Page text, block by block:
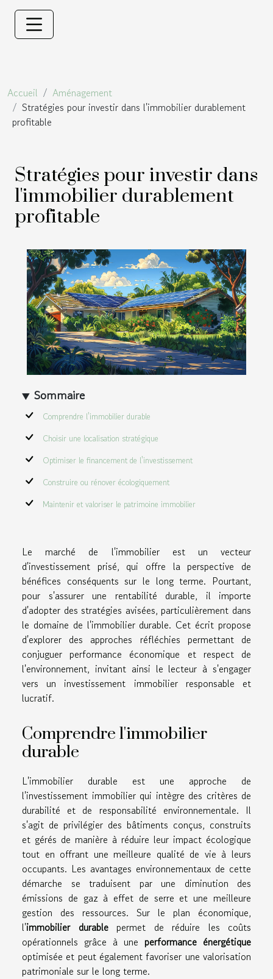
Accueil
Aménagement
Stratégies pour investir dans l'immobilier durablement
profitable
Stratégies pour investir dans
l'immobilier durablement
profitable
Sommaire
Comprendre l'immobilier durable
Choisir une localisation stratégique
Optimiser le financement de l'investissement
Construire ou rénover écologiquement
Maintenir et valoriser le patrimoine immobilier
Le marché de l'immobilier est un vecteur
d'investissement prisé, qui offre la perspective de
bénéfices conséquents sur le long terme. Pourtant,
pour s'assurer une rentabilité durable, il importe
d'adopter des stratégies avisées, particulièrement dans
le domaine de l'immobilier durable. Cet écrit propose
d'explorer des approches réfléchies permettant de
conjuguer performance économique et respect de
l'environnement, invitant ainsi le lecteur à s'engager
vers un investissement immobilier responsable et
lucratif.
Comprendre l'immobilier
durable
L'immobilier durable est une approche de
l'investissement immobilier qui intègre des critères de
durabilité et de responsabilité environnementale. Il
s'agit de privilégier des bâtiments conçus, construits
et gérés de manière à réduire leur impact écologique
tout en offrant une meilleure qualité de vie à leurs
occupants. Les avantages environnementaux de cette
démarche se traduisent par une diminution des
émissions de gaz à effet de serre et une meilleure
gestion des ressources. Sur le plan économique,
l'immobilier durablepermet de réduire les coûts
opérationnels grâce à une performance énergétique
optimisée et peut également favoriser une valorisation
patrimoniale sur le long terme.